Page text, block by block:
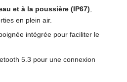
et à la poussière (IP67),
en plein air.
intégrée pour faciliter le
5.3 pour une connexion